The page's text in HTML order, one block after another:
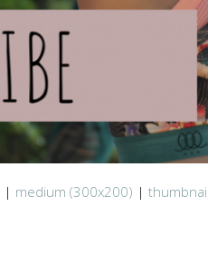
| medium (300x200) |